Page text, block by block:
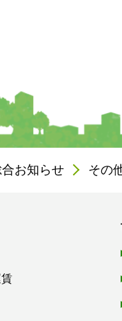
お知らせ その